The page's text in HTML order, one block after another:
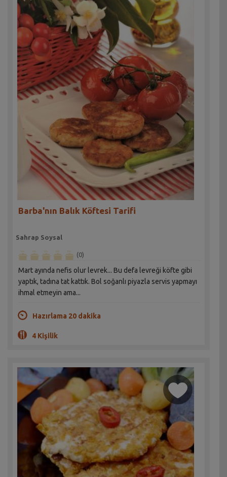
Barba'nın Balık Köftesi Tarifi
Sahrap Soysal
(0)
Mart ayında nefis olur levrek... Bu defa levreği köfte gibi
yaptık, tadına tat kattık. Bol soğanlı piyazla servis yapmayı
ihmal etmeyin ama...
Hazırlama 20 dakika
4 Kişilik